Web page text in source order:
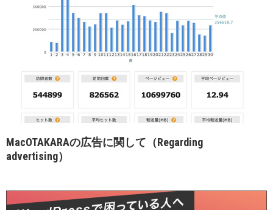
MacOTAKARAの広告に関して（Regarding
advertising）